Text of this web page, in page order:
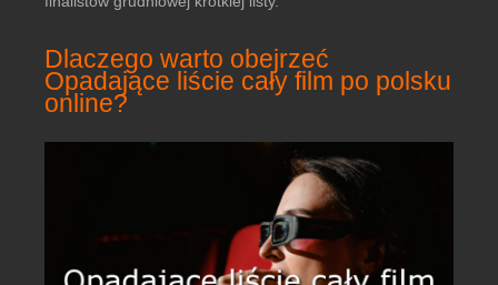
Dlaczego warto obejrzeć
Opadające liście cały film po polsku
online?